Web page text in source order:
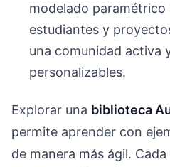
modelado paramétrico
estudiantes y
una comunidad activa
personalizables.
Explorar una biblioteca
permite aprender con
de manera más ágil.